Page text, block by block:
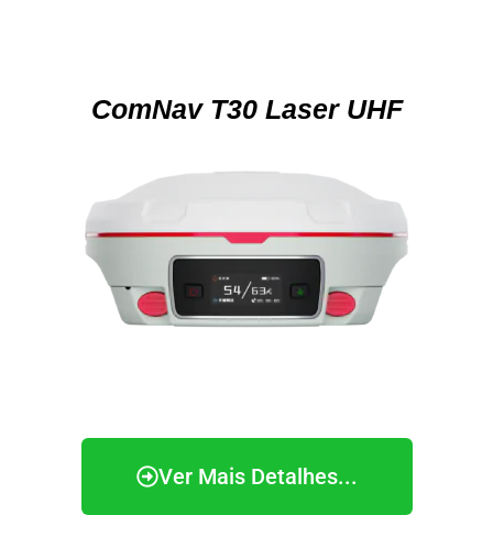
ComNav T30 Laser UHF
Ver Mais Detalhes...